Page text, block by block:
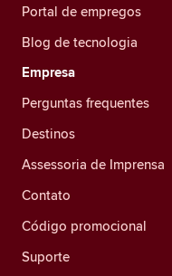
Portal de empregos
Blog de tecnologia
Empresa
Perguntas frequentes
Destinos
Assessoria de Imprensa
Contato
Código promocional
Suporte